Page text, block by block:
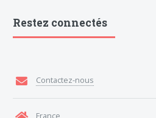
Restez connectés
Contactez-nous